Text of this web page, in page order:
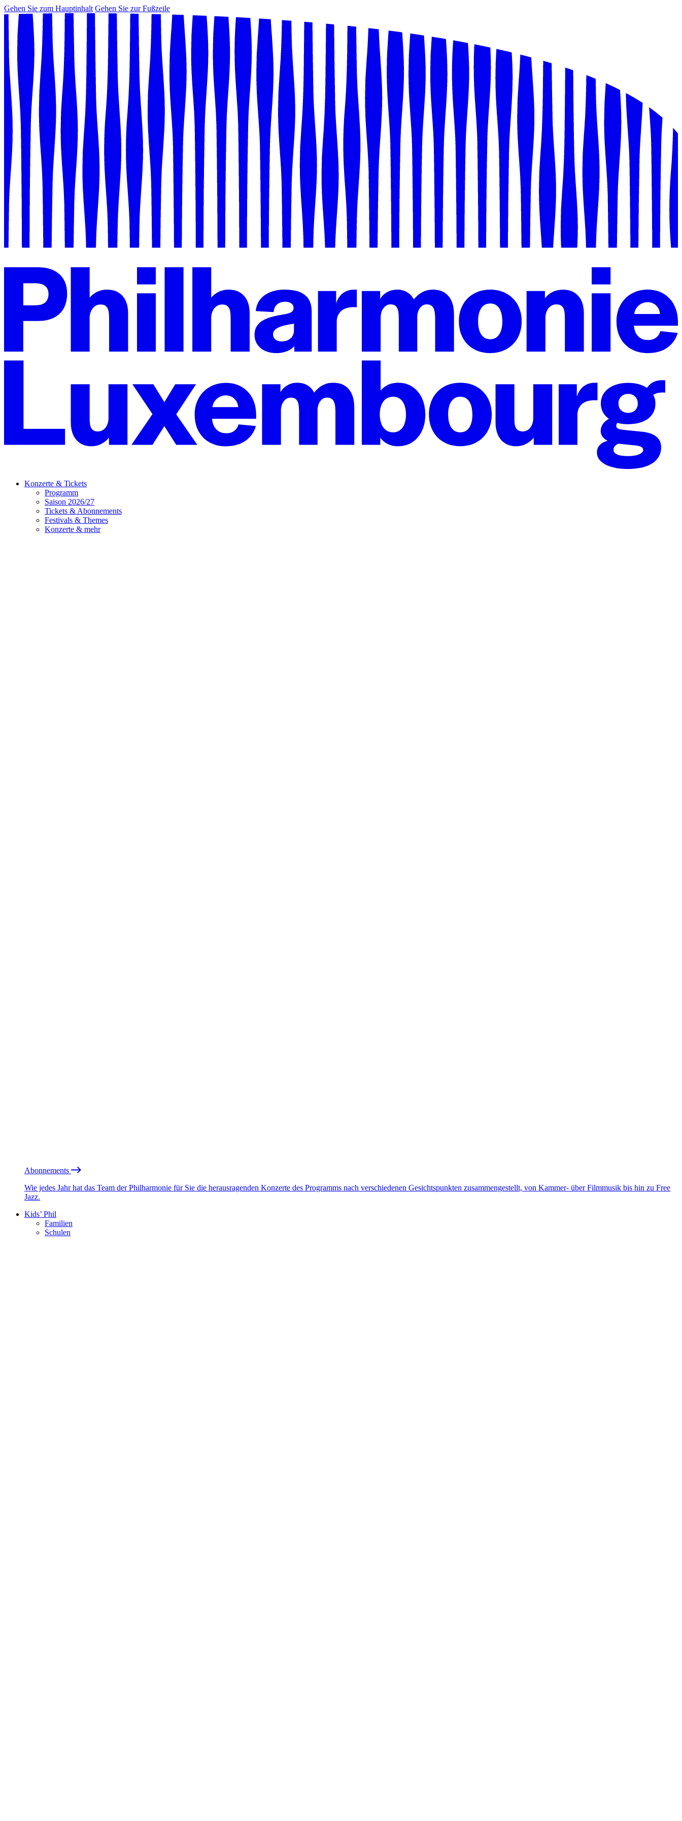
Gehen Sie zum Hauptinhalt Gehen Sie zur Fußzeile
Konzerte & Tickets
Programm
Saison 2026/27
Tickets & Abonnements
Festivals & Themes
Konzerte & mehr
Abonnements
Wie jedes Jahr hat das Team der Philharmonie für Sie die herausragenden Konzerte des Programms nach verschiedenen Gesichtspunkten zusammengestellt, von Kammer- über Filmmusik bis hin zu Free
Jazz.
Kids’ Phil
Familien
Schulen